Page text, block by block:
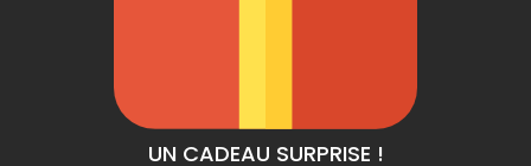
UN CADEAU SURPRISE !